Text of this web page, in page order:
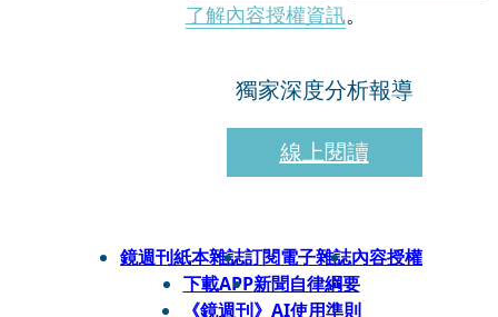
了解內容授權資訊。
獨家深度分析報導
線上閱讀
鏡週刊紙本雜誌訂閱電子雜誌內容授權
下載APP新聞自律綱要
《鏡週刊》AI使用準則